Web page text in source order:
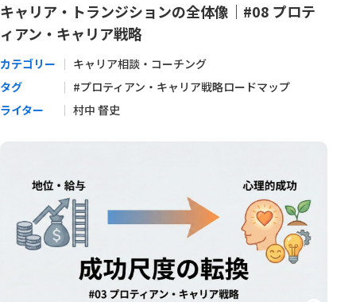
キャリア・トランジションの全体像｜#08 プロテ
ィアン・キャリア戦略
カテゴリー
キャリア相談・コーチング
タグ
#プロティアン・キャリア戦略ロードマップ
ライター
村中 督史